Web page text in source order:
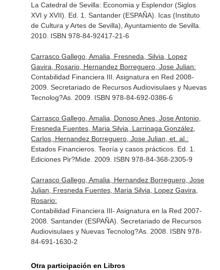
La Catedral de Sevilla: Economia y Esplendor (Siglos
XVI y XVII). Ed. 1. Santander (ESPAÑA). Icas (Instituto
de Cultura y Artes de Sevilla), Ayuntamiento de Sevilla.
2010. ISBN 978-84-92417-21-6
Carrasco Gallego, Amalia, Fresneda, Silvia, Lopez
Gavira, Rosario, Hernandez Borreguero, Jose Julian:
Contabilidad Financiera III. Asignatura en Red 2008-
2009. Secretariado de Recursos Audiovisulaes y Nuevas
Tecnolog?As. 2009. ISBN 978-84-692-0386-6
Carrasco Gallego, Amalia, Donoso Anes, Jose Antonio,
Fresneda Fuentes, Maria Silvia, Larrinaga González,
Carlos, Hernandez Borreguero, Jose Julian, et. al.:
Estados Financieros. Teoría y casos prácticos. Ed. 1.
Ediciones Pir?Mide. 2009. ISBN 978-84-368-2305-9
Carrasco Gallego, Amalia, Hernandez Borreguero, Jose
Julian, Fresneda Fuentes, Maria Silvia, Lopez Gavira,
Rosario:
Contabilidad Financiera III- Asignatura en la Red 2007-
2008. Santander (ESPAÑA). Secretariado de Recursos
Audiovisulaes y Nuevas Tecnolog?As. 2008. ISBN 978-
84-691-1630-2
Otra participación en Libros